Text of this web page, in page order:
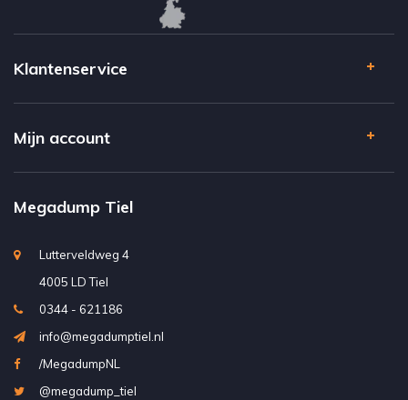
Klantenservice
Mijn account
Megadump Tiel
Lutterveldweg 4
4005 LD Tiel
0344 - 621186
info@megadumptiel.nl
/MegadumpNL
@megadump_tiel